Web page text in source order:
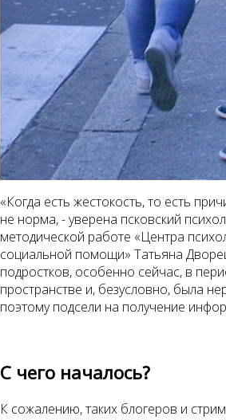
«Когда есть жестокость, то есть
не норма, - уверена псковский
методической работе «Центра
социальной помощи» Татьяна
подростков, особенно сейчас, в
пространстве и, безусловно, была
поэтому подсели на получение
С чего началось?
К сожалению, таких блогеров и